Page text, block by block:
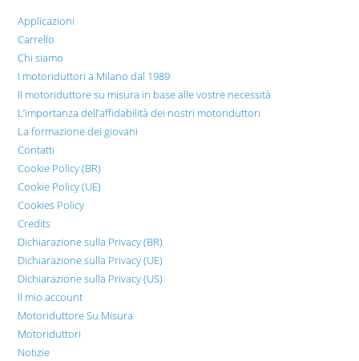
Applicazioni
Carrello
Chi siamo
I motoriduttori a Milano dal 1989
Il motoriduttore su misura in base alle vostre necessità
L’importanza dell’affidabilità dei nostri motoriduttori
La formazione dei giovani
Contatti
Cookie Policy (BR)
Cookie Policy (UE)
Cookies Policy
Credits
Dichiarazione sulla Privacy (BR)
Dichiarazione sulla Privacy (UE)
Dichiarazione sulla Privacy (US)
Il mio account
Motoriduttore Su Misura
Motoriduttori
Notizie